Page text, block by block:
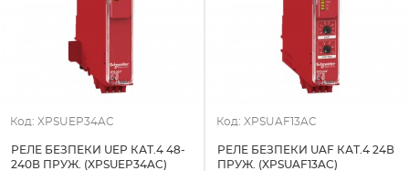
Код: XPSUEP34AC
РЕЛЕ БЕЗПЕКИ UEP КАТ.4 48-
240В ПРУЖ. (XPSUEP34AC)
Код: XPSUAF13AC
РЕЛЕ БЕЗПЕКИ UAF КАТ.4 24В
ПРУЖ. (XPSUAF13AC)